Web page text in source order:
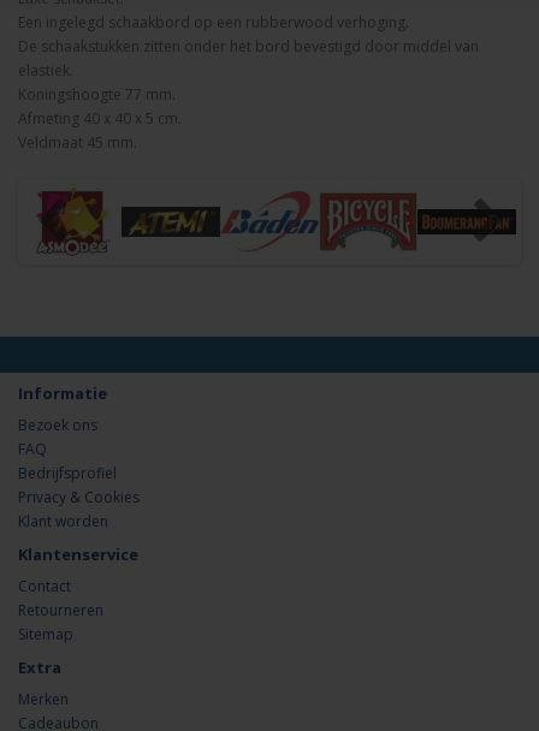
Een ingelegd schaakbord op een rubberwood verhoging.
De schaakstukken zitten onder het bord bevestigd door middel van
elastiek.
Koningshoogte 77 mm.
Afmeting 40 x 40 x 5 cm.
Veldmaat 45 mm.
Informatie
Bezoek ons
FAQ
Bedrijfsprofiel
Privacy & Cookies
Klant worden
Klantenservice
Contact
Retourneren
Sitemap
Extra
Merken
Cadeaubon